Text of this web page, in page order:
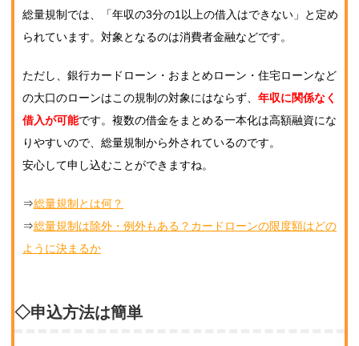
総量規制では、「年収の3分の1以上の借入はできない」と定め
られています。対象となるのは消費者金融などです。
ただし、銀行カードローン・おまとめローン・住宅ローンなど
の大口のローンはこの規制の対象にはならず、 年収に関係なく
借入が可能です。複数の借金をまとめる一本化は高額融資にな
りやすいので、総量規制から外されているのです。
安心して申し込むことができますね。
⇒総量規制とは何？
⇒総量規制は除外・例外もある？カードローンの限度額はどの
ように決まるか
◇申込方法は簡単